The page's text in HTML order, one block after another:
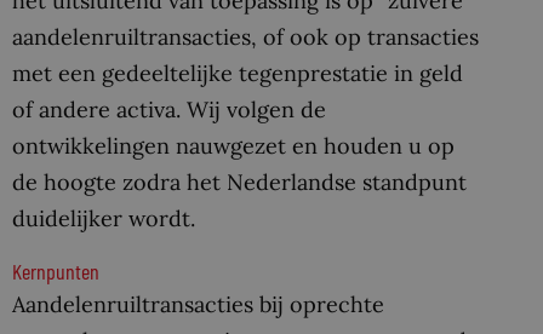
aandelenruiltransacties, of ook op transacties
met een gedeeltelijke tegenprestatie in geld
of andere activa. Wij volgen de
ontwikkelingen nauwgezet en houden u op
de hoogte zodra het Nederlandse standpunt
duidelijker wordt.
Kernpunten
Aandelenruiltransacties bij oprechte